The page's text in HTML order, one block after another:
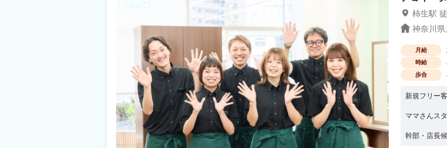
柿生駅
神奈川
月給
時給
歩合
新規フリー
ママさんス
幹部・店長